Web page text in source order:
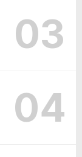
03
04